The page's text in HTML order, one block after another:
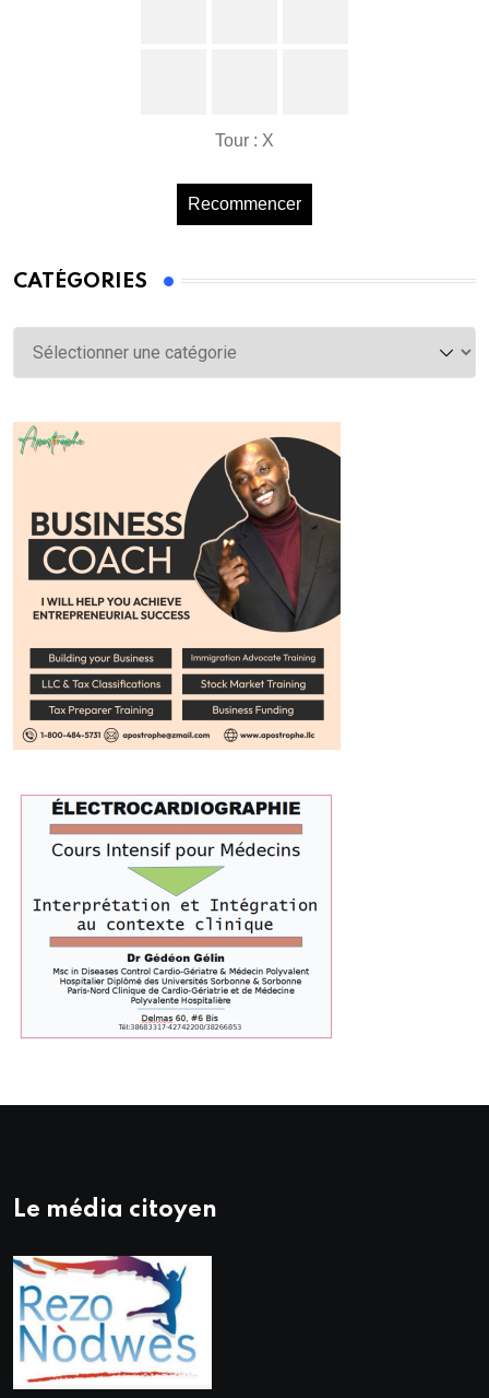
Tour : X
Recommencer
CATÉGORIES
Le média citoyen